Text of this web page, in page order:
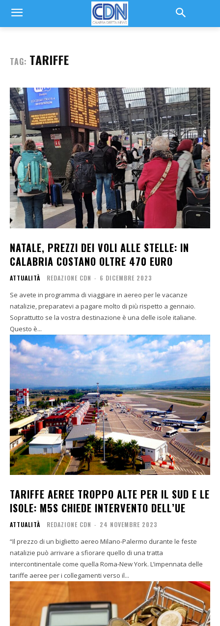
TAG: TARIFFE
NATALE, PREZZI DEI VOLI ALLE STELLE: IN
CALABRIA COSTANO OLTRE 470 EURO
ATTUALITÀ REDAZIONE CDN - 6 DICEMBRE 2023
Se avete in programma di viaggiare in aereo per le vacanze
natalizie, preparatevi a pagare molto di più rispetto a gennaio.
Soprattutto se la vostra destinazione è una delle isole italiane.
Questo è...
TARIFFE AEREE TROPPO ALTE PER IL SUD E LE
ISOLE: M5S CHIEDE INTERVENTO DELL’UE
ATTUALITÀ REDAZIONE CDN - 24 NOVEMBRE 2023
“Il prezzo di un biglietto aereo Milano-Palermo durante le feste
natalizie può arrivare a sfiorare quello di una tratta
intercontinentale come quella Roma-New York. L’impennata delle
tariffe aeree per i collegamenti verso il...